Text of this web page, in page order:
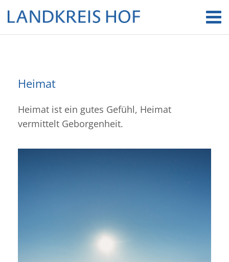
Heimat
Heimat ist ein gutes Gefühl, Heimat
vermittelt Geborgenheit.